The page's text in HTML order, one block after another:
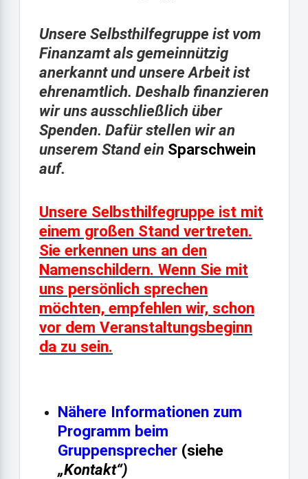
Unsere Selbsthilfegruppe ist vom
Finanzamt als gemeinnützig
anerkannt und unsere Arbeit ist
ehrenamtlich. Deshalb finanzieren
wir uns ausschließlich über
Spenden. Dafür stellen wir an
unserem Stand ein Sparschwein
auf.
Unsere Selbsthilfegruppe ist mit
einem großen Stand vertreten.
Sie erkennen uns an den
Namenschildern. Wenn Sie mit
uns persönlich sprechen
möchten, empfehlen wir, schon
vor dem Veranstaltungsbeginn
da zu sein.
Nähere Informationen zum
Programm beim
Gruppensprecher (siehe
„Kontakt“)